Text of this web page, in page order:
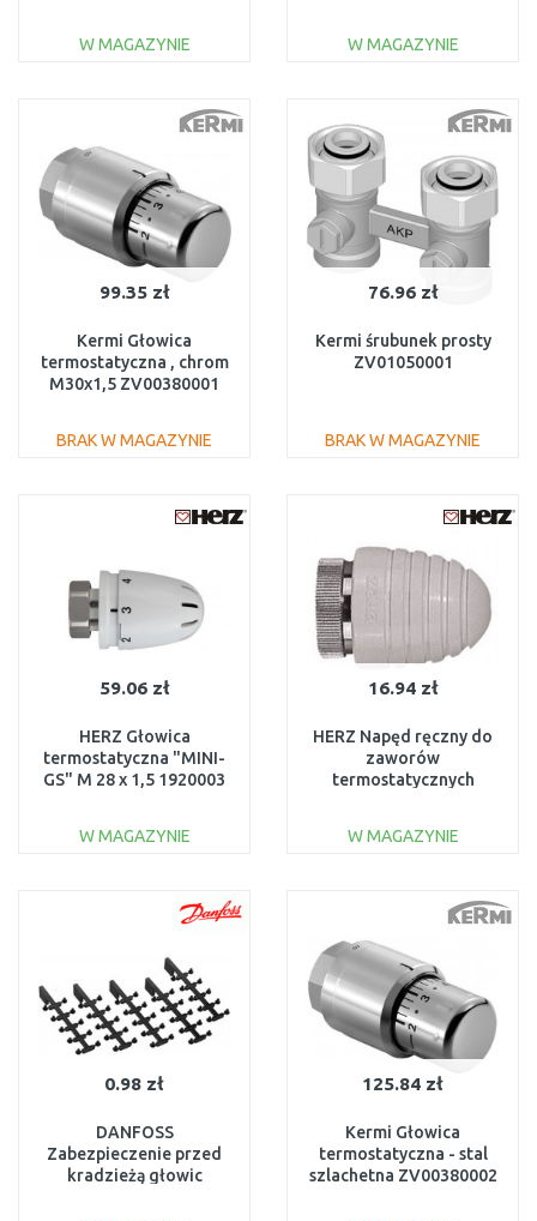
W MAGAZYNIE
Do porównania
W MAGAZYNIE
Do porównania
99.35 zł
Kermi Głowica
termostatyczna , chrom
M30x1,5 ZV00380001
BRAK W MAGAZYNIE
Do porównania
76.96 zł
Kermi śrubunek prosty
ZV01050001
BRAK W MAGAZYNIE
Do porównania
59.06 zł
HERZ Głowica
termostatyczna "MINI-
GS" M 28 x 1,5 1920003
W MAGAZYNIE
Do porównania
16.94 zł
HERZ Napęd ręczny do
zaworów
termostatycznych
W MAGAZYNIE
Do porównania
0.98 zł
DANFOSS
Zabezpieczenie przed
kradzieżą głowic
125.84 zł
Kermi Głowica
termostatyczna - stal
szlachetna ZV00380002